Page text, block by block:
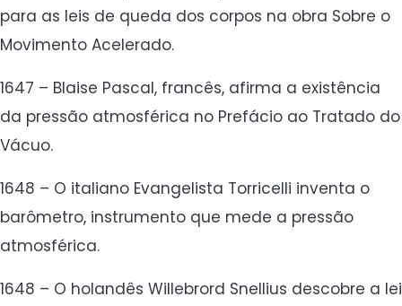
para as leis de queda dos corpos na obra Sobre o
Movimento Acelerado.
1647 – Blaise Pascal, francês, afirma a existência
da pressão atmosférica no Prefácio ao Tratado do
Vácuo.
1648 – O italiano Evangelista Torricelli inventa o
barômetro, instrumento que mede a pressão
atmosférica.
1648 – O holandês Willebrord Snellius descobre a lei